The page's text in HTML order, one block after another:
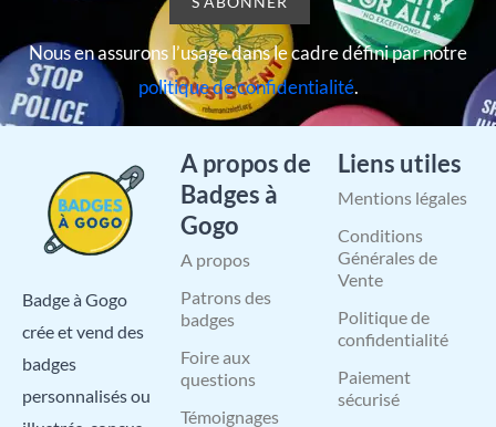
Nous en assurons l’usage dans le cadre défini par notre
politique de confidentialité.
Badge à Gogo
crée et vend des
badges
personnalisés ou
A propos de
Badges à
Gogo
A propos
Patrons des
badges
Foire aux
questions
Témoignages
Liens utiles
Mentions légales
Conditions
Générales de
Vente
Politique de
confidentialité
Paiement
sécurisé